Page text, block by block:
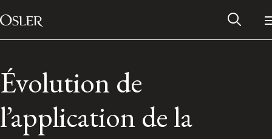
Passer au contenu
Main Navigation
Évolution de
l’application de la